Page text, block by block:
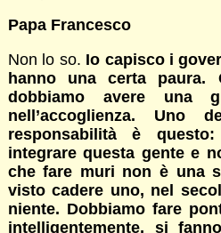
Papa Francesco
Non lo so. Io capisco i
hanno una certa paura.
dobbiamo avere una
nell’accoglienza. Uno
responsabilità è
integrare questa gente e
che fare muri non è una
visto cadere uno, nel
niente. Dobbiamo fare
intelligentemente, si